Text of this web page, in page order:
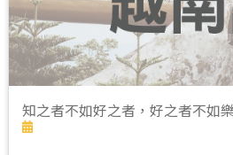
知之者不如好之者，好之者不如